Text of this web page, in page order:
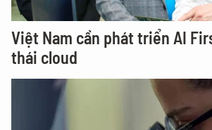
Việt Nam cần phát triển AI
thái cloud